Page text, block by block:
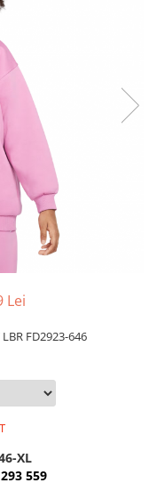
Lei
LBR FD2923-646
XL
559